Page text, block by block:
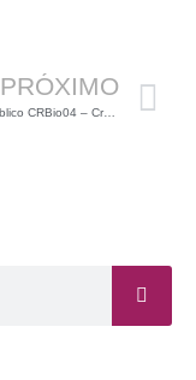
PRÓXIMO
Concurso Público CRBio04 – Cronograma